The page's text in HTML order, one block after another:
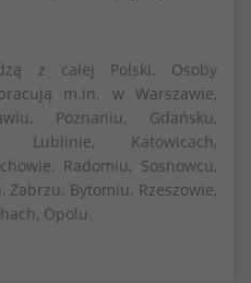
z całej Polski. Osoby
m.in. w Warszawie,
Poznaniu, Gdańsku,
Lublinie, Katowicach,
Radomiu, Sosnowcu,
Bytomiu, Rzeszowie,
Opolu.